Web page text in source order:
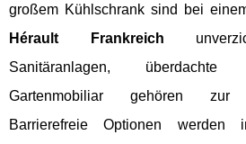
großem Kühlschrank sind bei
Hérault Frankreich
Sanitäranlagen,
Gartenmobiliar gehören zur
Barrierefreie Optionen werden